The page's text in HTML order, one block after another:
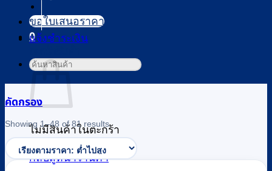
0
ไม่มีสินค้าในตะกร้า
กลับสู่หน้าร้านค้า
ขอใบเสนอราคา
แจ้งชำระเงิน
ค้นหา:
คัดกรอง
Showing 1–48 of 81 resultsSorted
by
to